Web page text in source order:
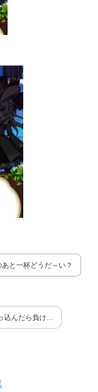
と一杯どうだ～い？
込んだら負け…